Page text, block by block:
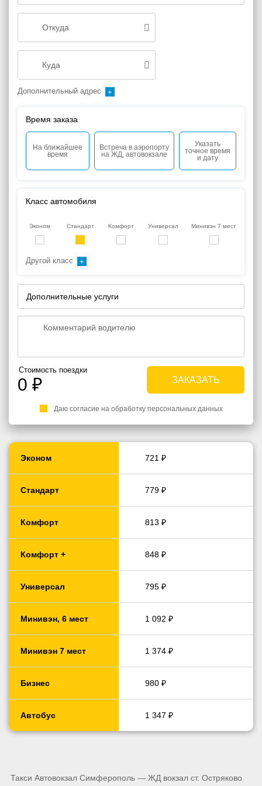
Дополнительный адрес
Время заказа
На ближайшее
время
Встреча в аэропорту
на ЖД, автовокзале
Указать
точное время
и дату
Класс автомобиля
Эконом Стандарт Комфорт Универсал Минивэн 7 мест
Другой класс
Дополнительные услуги
Стоимость поездки
0 ₽
Даю согласие на обработку персональных данных
Эконом 721 ₽
Стандарт 779 ₽
Комфорт 813 ₽
Комфорт + 848 ₽
Универсал 795 ₽
Минивэн, 6 мест 1 092 ₽
Минивэн 7 мест 1 374 ₽
Бизнес 980 ₽
Автобус 1 347 ₽
Такси Автовокзал Симферополь — ЖД вокзал ст. Остряково